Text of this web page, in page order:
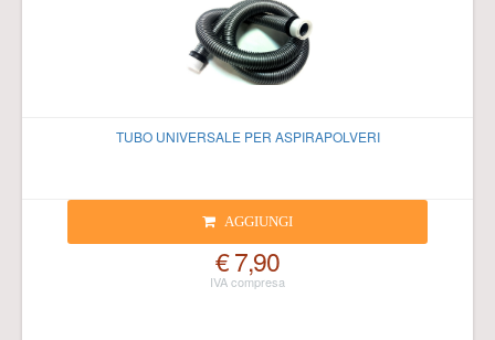
TUBO UNIVERSALE PER ASPIRAPOLVERI
AGGIUNGI
€ 7,90